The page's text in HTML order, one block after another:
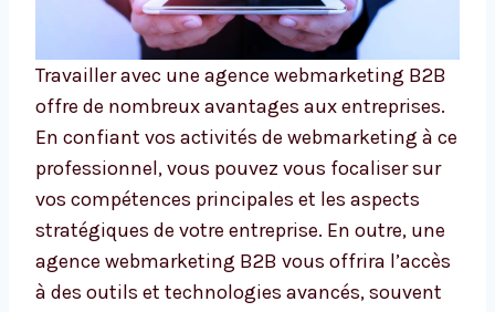
Travailler avec une agence webmarketing B2B
offre de nombreux avantages aux entreprises.
En confiant vos activités de webmarketing à ce
professionnel, vous pouvez vous focaliser sur
vos compétences principales et les aspects
stratégiques de votre entreprise. En outre, une
agence webmarketing B2B vous offrira l’accès
à des outils et technologies avancés, souvent